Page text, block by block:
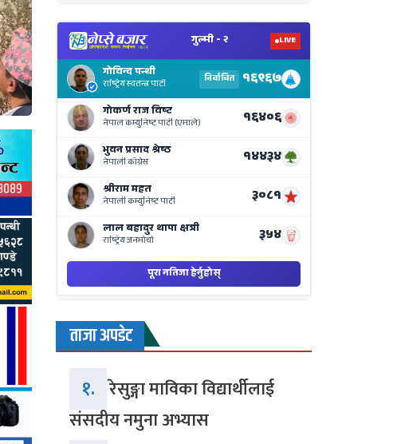
ताजा अपडेट
१. रेसुङ्गा माविका विद्यार्थीलाई
संसदीय नमुना अभ्यास